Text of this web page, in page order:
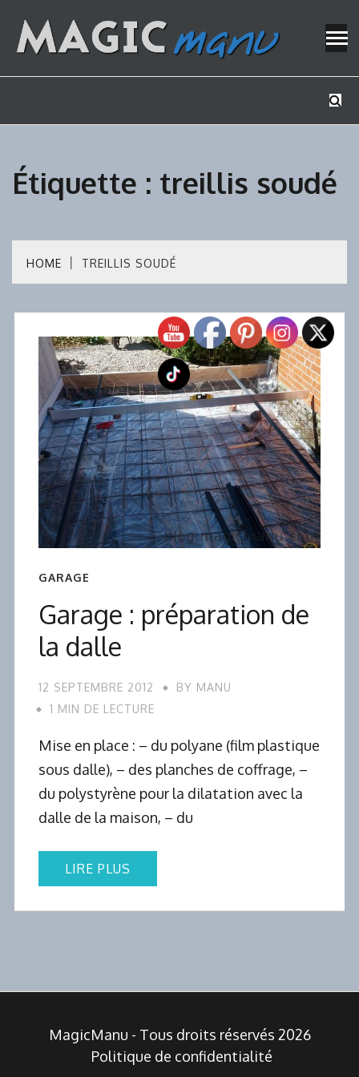
content
Étiquette : treillis soudé
HOME TREILLIS SOUDÉ
GARAGE
Garage : préparation de
la dalle
12 SEPTEMBRE 2012 BY MANU
1 MIN DE LECTURE
Mise en place : – du polyane (film plastique
sous dalle), – des planches de coffrage, –
du polystyrène pour la dilatation avec la
dalle de la maison, – du
LIRE PLUS
MagicManu - Tous droits réservés 2026
Politique de confidentialité